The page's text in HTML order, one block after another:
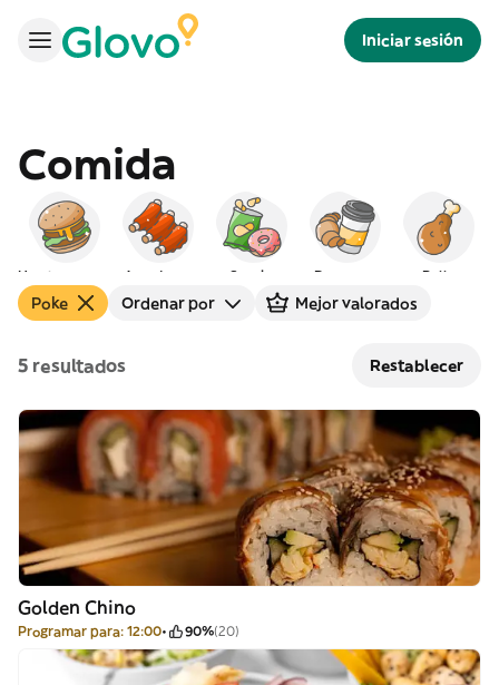
Iniciar sesión
Comida
Americana Snacks Desayuno Pollo
Poke Ordenar por Mejor valorados
5 resultados Restablecer
Golden Chino
Programar para: 12:00 90%(20)